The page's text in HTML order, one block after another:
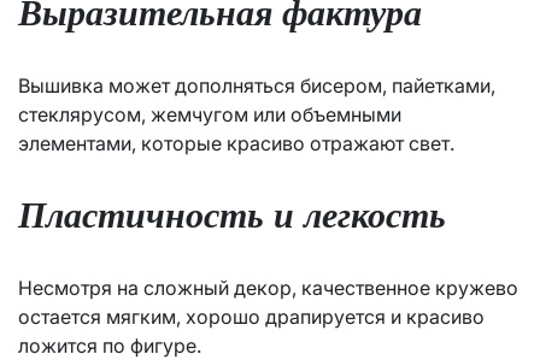
Выразительная фактура
Вышивка может дополняться бисером, пайетками,
стеклярусом, жемчугом или объемными
элементами, которые красиво отражают свет.
Пластичность и легкость
Несмотря на сложный декор, качественное кружево
остается мягким, хорошо драпируется и красиво
ложится по фигуре.